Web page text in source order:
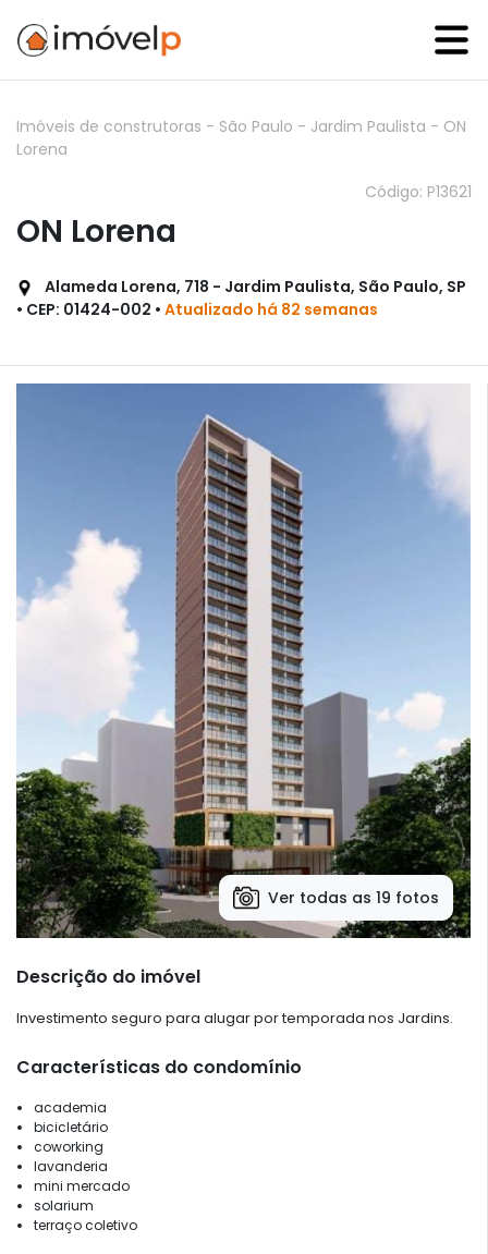
Imóveis de construtoras - São Paulo - Jardim Paulista - ON
Lorena
Código: P13621
ON Lorena
Alameda Lorena, 718 - Jardim Paulista, São Paulo, SP
• CEP: 01424-002 • Atualizado há 82 semanas
Ver todas as 19 fotos
Descrição do imóvel
Investimento seguro para alugar por temporada nos Jardins.
Características do condomínio
academia
bicicletário
coworking
lavanderia
mini mercado
solarium
terraço coletivo